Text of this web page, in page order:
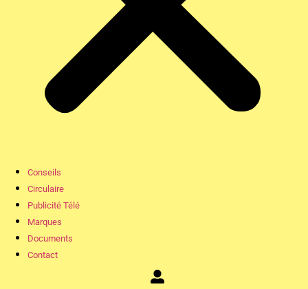
Conseils
Circulaire
Publicité Télé
Marques
Documents
Contact